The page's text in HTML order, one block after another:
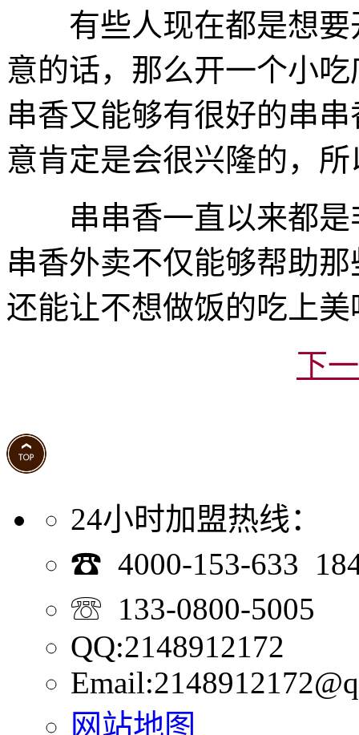
有些人现在都是想要
意的话，那么开一个小
串香又能够有很好的串
意肯定是会很兴隆的，
串串香一直以来都是
串香外卖不仅能够帮助
还能让不想做饭的吃上美
下
24小时加盟热线：
☎ 4000-153-633
☏ 133-0800-5005
QQ:2148912172
网站地图